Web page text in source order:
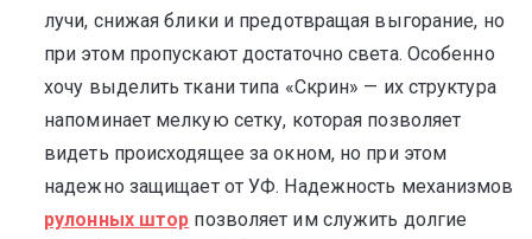
лучи, снижая блики и предотвращая выгорание, но
при этом пропускают достаточно света. Особенно
хочу выделить ткани типа «Скрин» — их структура
напоминает мелкую сетку, которая позволяет
видеть происходящее за окном, но при этом
надежно защищает от УФ. Надежность механизмов
рулонных штор позволяет им служить долгие